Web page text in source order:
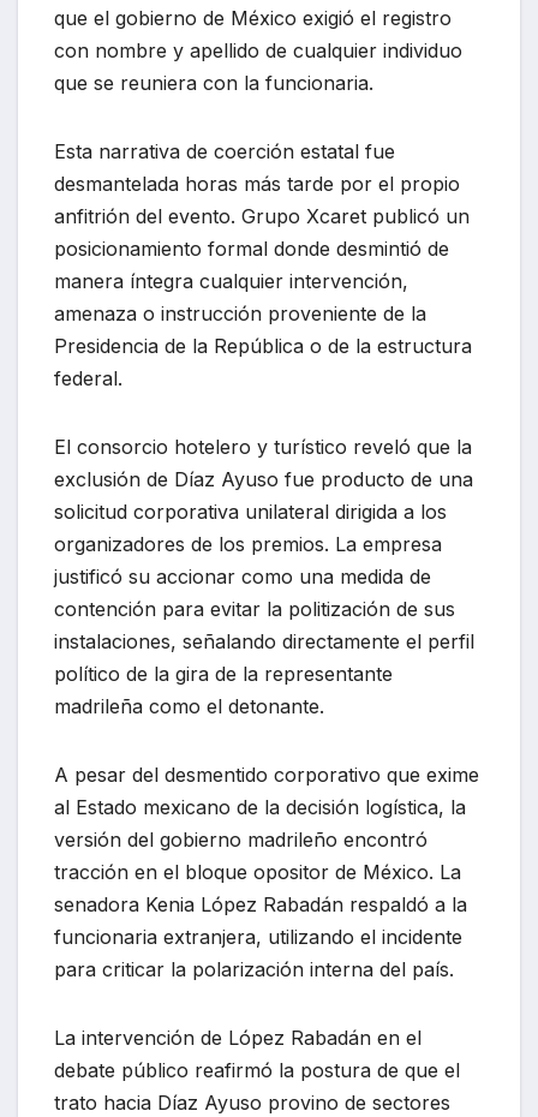
que el gobierno de México exigió el registro
con nombre y apellido de cualquier individuo
que se reuniera con la funcionaria.
Esta narrativa de coerción estatal fue
desmantelada horas más tarde por el propio
anfitrión del evento. Grupo Xcaret publicó un
posicionamiento formal donde desmintió de
manera íntegra cualquier intervención,
amenaza o instrucción proveniente de la
Presidencia de la República o de la estructura
federal.
El consorcio hotelero y turístico reveló que la
exclusión de Díaz Ayuso fue producto de una
solicitud corporativa unilateral dirigida a los
organizadores de los premios. La empresa
justificó su accionar como una medida de
contención para evitar la politización de sus
instalaciones, señalando directamente el perfil
político de la gira de la representante
madrileña como el detonante.
A pesar del desmentido corporativo que exime
al Estado mexicano de la decisión logística, la
versión del gobierno madrileño encontró
tracción en el bloque opositor de México. La
senadora Kenia López Rabadán respaldó a la
funcionaria extranjera, utilizando el incidente
para criticar la polarización interna del país.
La intervención de López Rabadán en el
debate público reafirmó la postura de que el
trato hacia Díaz Ayuso provino de sectores